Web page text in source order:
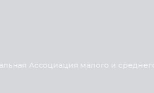
Ассоциация малого и